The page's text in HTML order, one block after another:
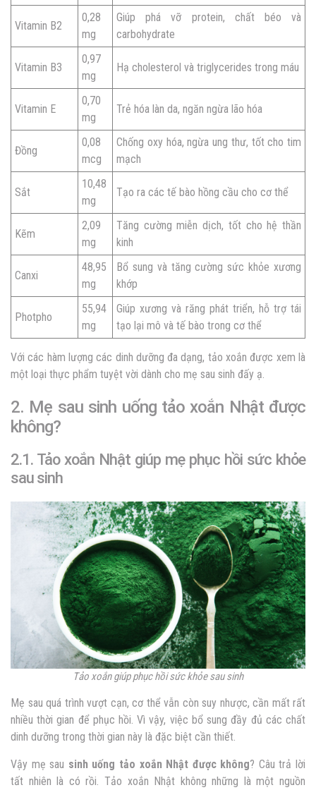
Vitamin B2
0,28
mg
Giúp phá vỡ protein, chất béo và
carbohydrate
Vitamin B3
0,97
mg
Hạ cholesterol và triglycerides trong máu
Vitamin E
0,70
mg
Trẻ hóa làn da, ngăn ngừa lão hóa
Đồng
0,08
mcg
Chống oxy hóa, ngừa ung thư, tốt cho tim
mạch
Sắt
10,48
mg
Tạo ra các tế bào hồng cầu cho cơ thể
Kẽm
2,09
mg
Tăng cường miễn dịch, tốt cho hệ thần
kinh
Canxi
48,95
mg
Bổ sung và tăng cường sức khỏe xương
khớp
Photpho
55,94
mg
Giúp xương và răng phát triển, hỗ trợ tái
tạo lại mô và tế bào trong cơ thể
Với các hàm lượng các dinh dưỡng đa dạng, tảo xoắn được xem là
một loại thực phẩm tuyệt vời dành cho mẹ sau sinh đấy ạ.
2. Mẹ sau sinh uống tảo xoắn Nhật được
không?
2.1. Tảo xoắn Nhật giúp mẹ phục hồi sức khỏe
sau sinh
Tảo xoắn giúp phục hồi sức khỏe sau sinh
Mẹ sau quá trình vượt cạn, cơ thể vẫn còn suy nhược, cần mất rất
nhiều thời gian để phục hồi. Vì vậy, việc bổ sung đầy đủ các chất
dinh dưỡng trong thời gian này là đặc biệt cần thiết.
Vậy mẹ sau sinh uống tảo xoắn Nhật được không? Câu trả lời
tất nhiên là có rồi. Tảo xoắn Nhật không những là một nguồn